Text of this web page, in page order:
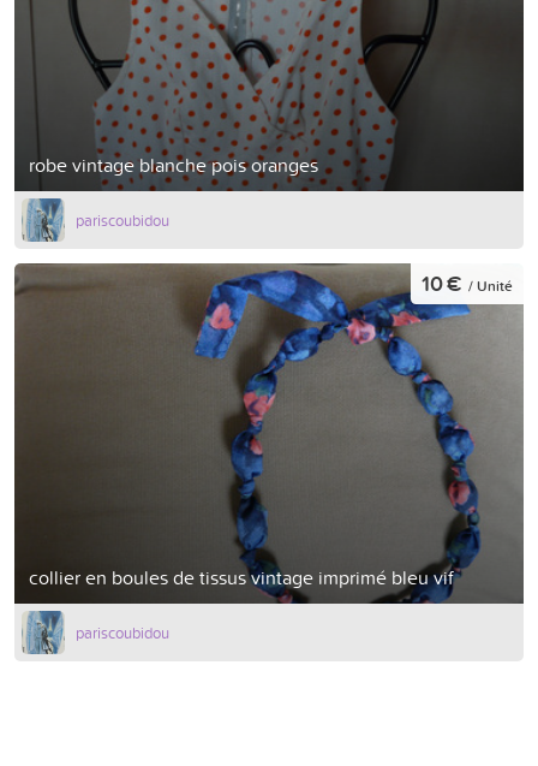
robe vintage blanche pois oranges
pariscoubidou
collier en boules de tissus vintage imprimé bleu vif
10 € / Unité
pariscoubidou